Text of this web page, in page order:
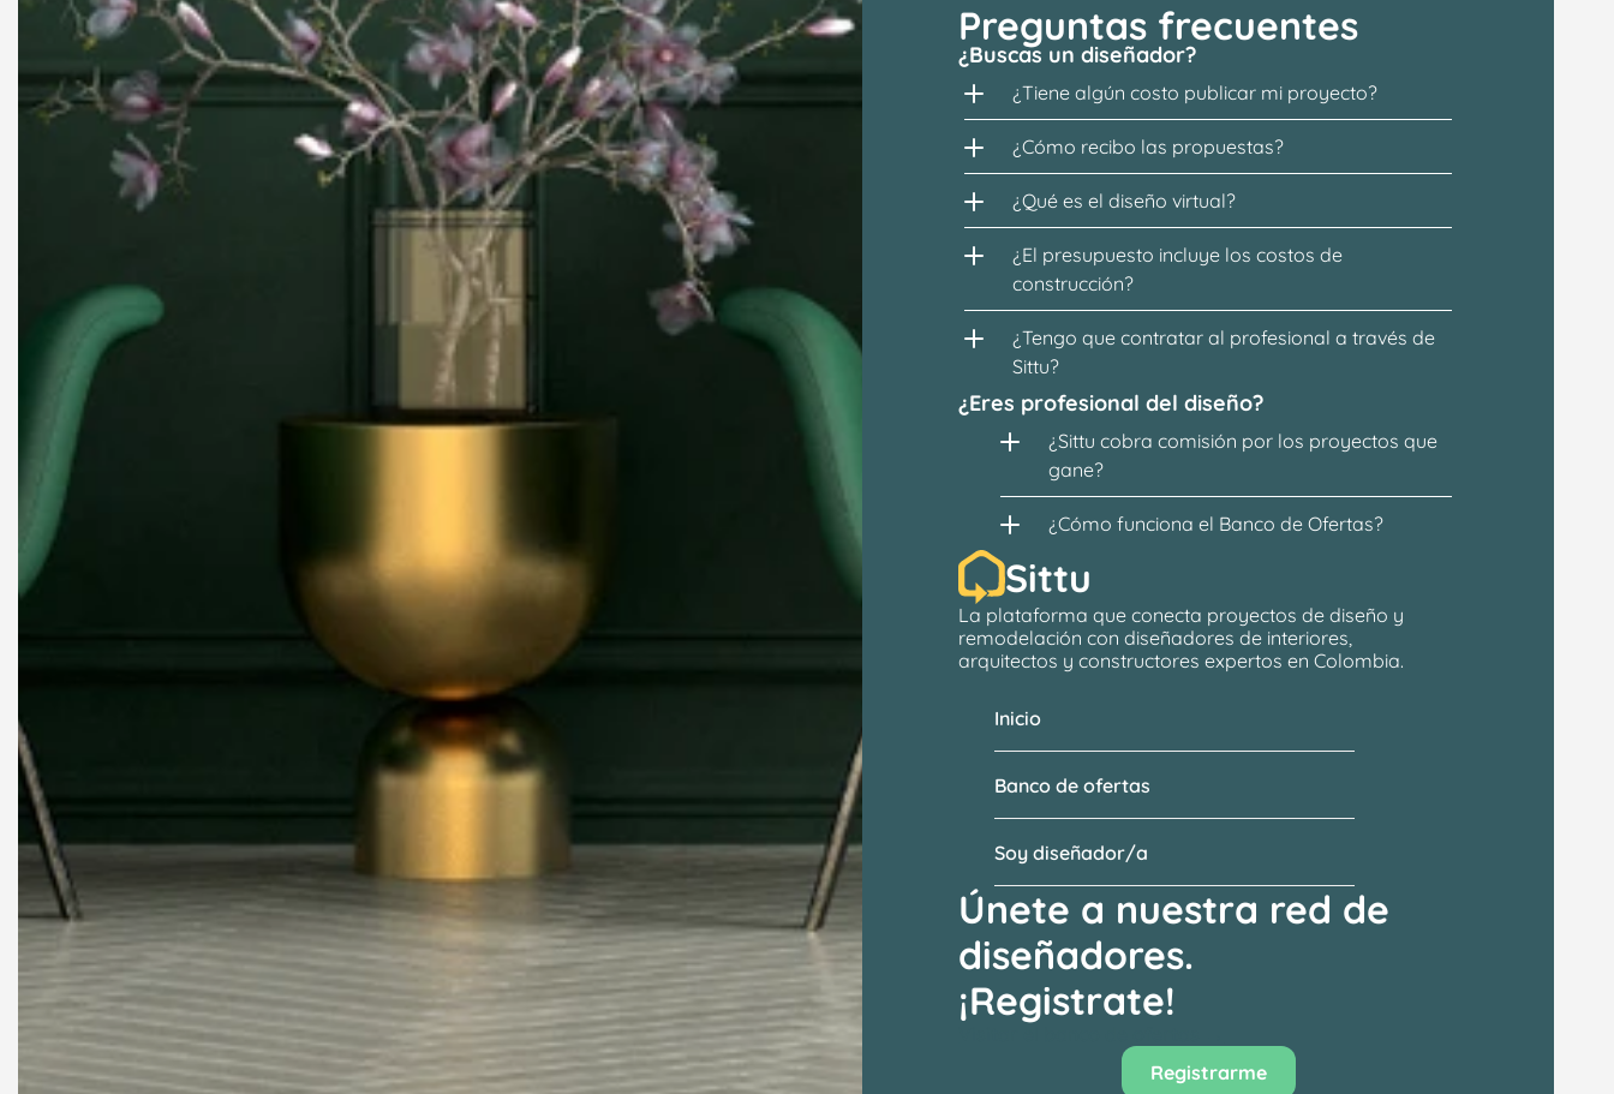
Preguntas frecuentes
¿Buscas un diseñador?
¿Tiene algún costo publicar mi proyecto?
¿Cómo recibo las propuestas?
¿Qué es el diseño virtual?
¿El presupuesto incluye los costos de
construcción?
¿Tengo que contratar al profesional a través de
Sittu?
¿Eres profesional del diseño?
¿Sittu cobra comisión por los proyectos que
gane?
¿Cómo funciona el Banco de Ofertas?
Sittu
La plataforma que conecta proyectos de diseño y
remodelación con diseñadores de interiores,
arquitectos y constructores expertos en Colombia.
Banco de ofertas
Soy diseñador/a
Inicio
Únete a nuestra red de
diseñadores.
¡Registrate!
Registrarme